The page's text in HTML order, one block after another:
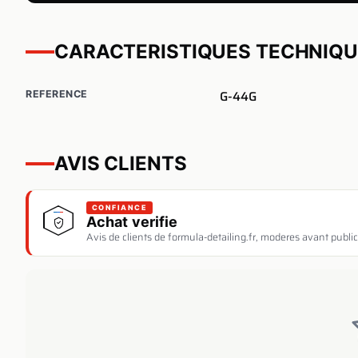
CARACTERISTIQUES
REFERENCE G-44G
AVIS CLIENTS
CONFIANCE
Achat verifie
Avis de clients de formula-detailing.fr, moderes avant